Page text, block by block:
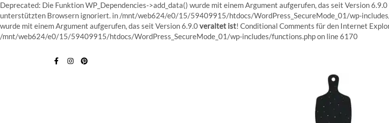
Deprecated: Die Funktion WP_Dependencies->add_data() wurde mit einem Argument aufgerufen, das seit Version 6.9.0
unterstützten Browsern ignoriert. in /mnt/web624/e0/15/59409915/htdocs/WordPress_SecureMode_01/wp-
wurde mit einem Argument aufgerufen, das seit Version 6.9.0veraltet ist! Conditional Comments für den Internet
/mnt/web624/e0/15/59409915/htdocs/WordPress_SecureMode_01/wp-includes/functions.php on line 6170Skip